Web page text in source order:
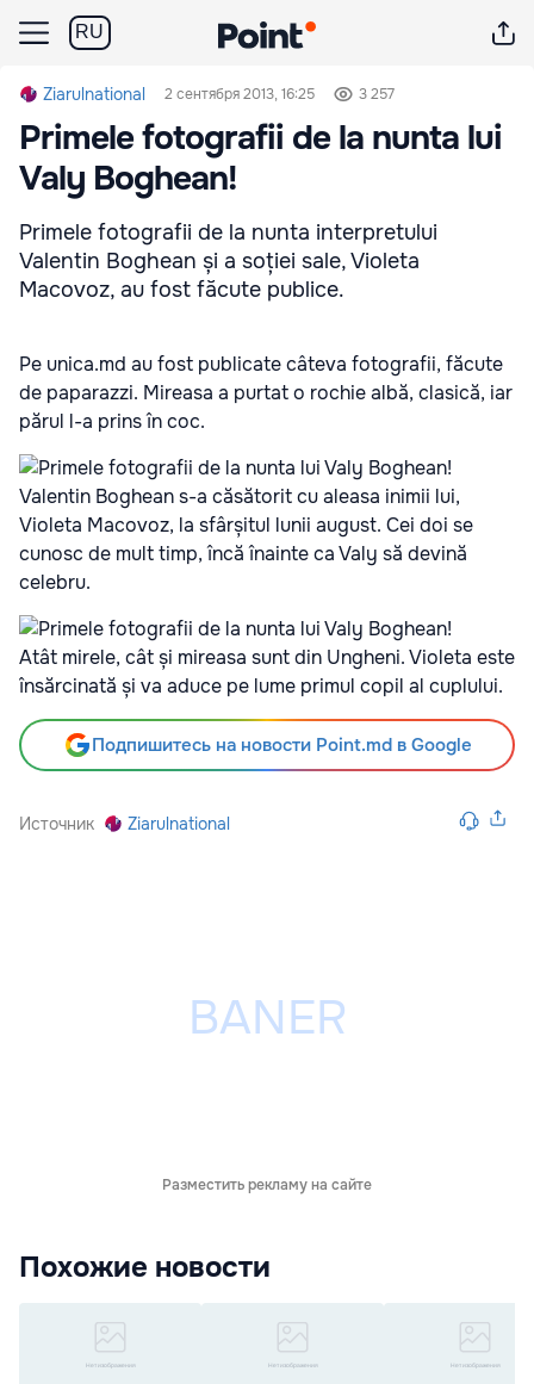
RU
Ziarulnational 2 сентября 2013, 16:25 3 257
Primele fotografii de la nunta lui
Valy Boghean!
Primele fotografii de la nunta interpretului
Valentin Boghean și a soției sale, Violeta
Macovoz, au fost făcute publice.
Pe unica.md au fost publicate câteva fotografii, făcute
de paparazzi. Mireasa a purtat o rochie albă, clasică, iar
părul l-a prins în coc.
Valentin Boghean s-a căsătorit cu aleasa inimii lui,
Violeta Macovoz, la sfârșitul lunii august. Cei doi se
cunosc de mult timp, încă înainte ca Valy să devină
celebru.
Atât mirele, cât și mireasa sunt din Ungheni. Violeta este
însărcinată și va aduce pe lume primul copil al cuplului.
Подпишитесь на новости Point.md в Google
Источник Ziarulnational
Разместить рекламу на сайте
Похожие новости